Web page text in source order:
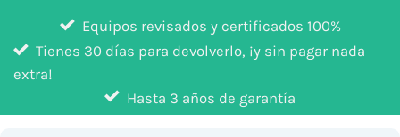
Equipos revisados y certificados 100%
Tienes 30 días para devolverlo, ¡y sin pagar nada
extra!
Hasta 3 años de garantía